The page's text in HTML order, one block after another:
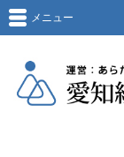
メニュー